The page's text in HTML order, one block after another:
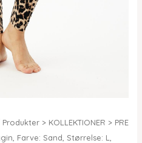
Produkter > KOLLEKTIONER > PRE
Farve: Sand, Størrelse: L,